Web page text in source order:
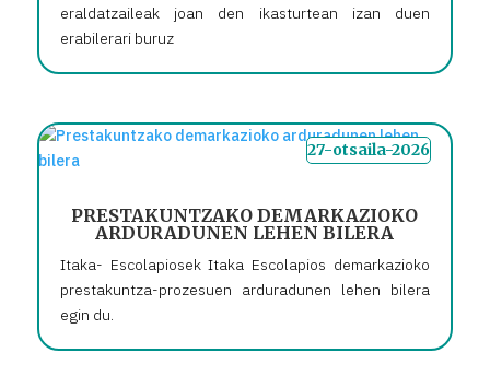
eraldatzaileak joan den ikasturtean izan duen
erabilerari buruz
PRESTAKUNTZAKO DEMARKAZIOKO
ARDURADUNEN LEHEN BILERA
27-otsaila-2026
Itaka- Escolapiosek Itaka Escolapios demarkazioko
prestakuntza-prozesuen arduradunen lehen bilera
egin du.